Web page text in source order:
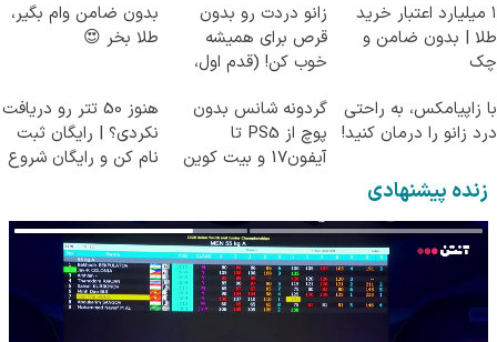
۱ میلیارد اعتبار خرید
طلا | بدون ضامن و
چک
زانو دردت رو بدون
قرص برای همیشه
خوب کن! (قدم اول،
بدون ضامن وام بگیر،
طلا بخر 😍
با زاپیامکس، به راحتی
درد زانو را درمان کنید!
گردونه شانس بدون
پوچ از PS5 تا
آیفون17 و بیت کوین
هنوز 50 تتر رو دریافت
نکردی؟ | رایگان ثبت
نام کن و رایگان شروع
زنده پیشنهادی